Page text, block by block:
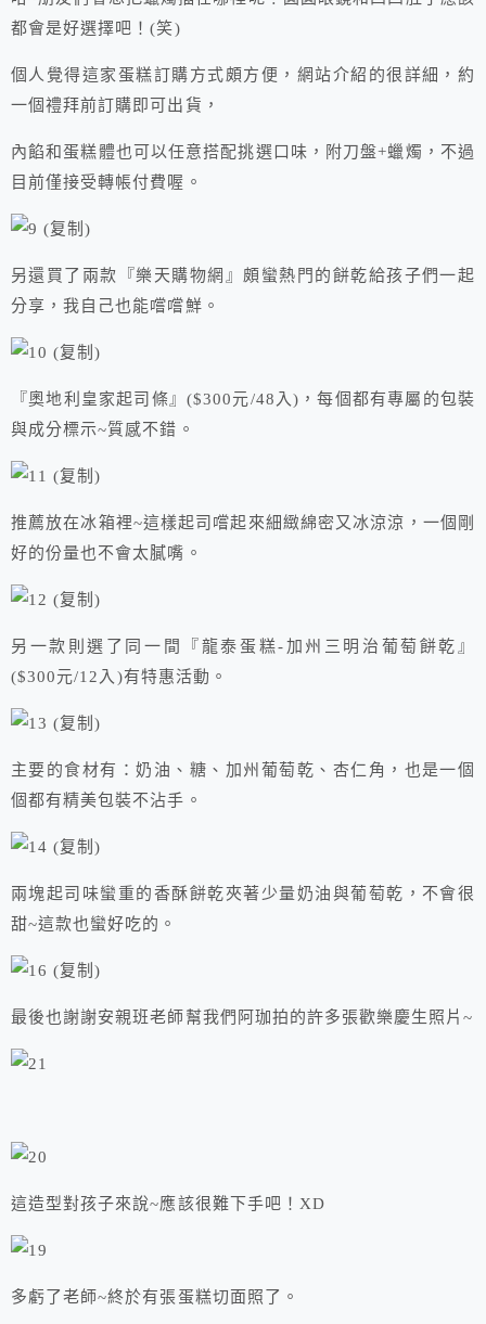
都會是好選擇吧！(笑)
個人覺得這家蛋糕訂購方式頗方便，網站介紹的很詳細，約
一個禮拜前訂購即可出貨，
內餡和蛋糕體也可以任意搭配挑選口味，附刀盤+蠟燭，不過
目前僅接受轉帳付費喔。
另還買了兩款『樂天購物網』頗蠻熱門的餅乾給孩子們一起
分享，我自己也能嚐嚐鮮。
『奧地利皇家起司條』($300元/48入)，每個都有專屬的包裝
與成分標示~質感不錯。
推薦放在冰箱裡~這樣起司嚐起來細緻綿密又冰涼涼，一個剛
好的份量也不會太膩嘴。
另一款則選了同一間『龍泰蛋糕-加州三明治葡萄餅乾』
($300元/12入)有特惠活動。
主要的食材有：奶油、糖、加州葡萄乾、杏仁角，也是一個
個都有精美包裝不沾手。
兩塊起司味蠻重的香酥餅乾夾著少量奶油與葡萄乾，不會很
甜~這款也蠻好吃的。
最後也謝謝安親班老師幫我們阿珈拍的許多張歡樂慶生照片~
這造型對孩子來說~應該很難下手吧！XD
多虧了老師~終於有張蛋糕切面照了。